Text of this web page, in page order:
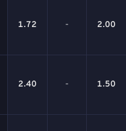
1.72 - 2.00
2.40 - 1.50